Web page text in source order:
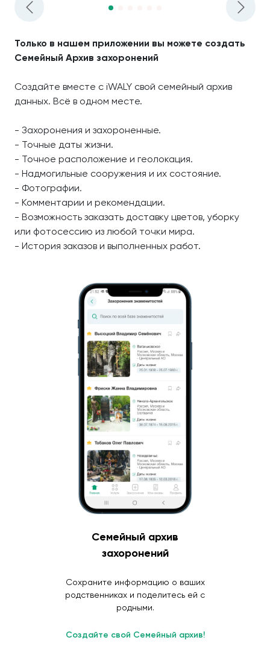
Только в нашем приложении вы можете создать
Семейный Архив захоронений
Создайте вместе с iWALY свой семейный архив
данных. Всё в одном месте.
- Захоронения и захороненные.
- Точные даты жизни.
- Точное расположение и геолокация.
- Надмогильные сооружения и их состояние.
- Фотографии.
- Комментарии и рекомендации.
- Возможность заказать доставку цветов, уборку
или фотосессию из любой точки мира.
- История заказов и выполненных работ.
Семейный архив
захоронений
Сохраните информацию о ваших
родственниках и поделитесь ей с
родными.
Создайте свой Семейный архив!